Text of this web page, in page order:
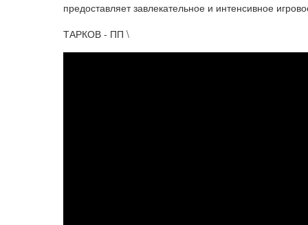
предоставляет завлекательное и интенсивное
ТАРКОВ - ПП \